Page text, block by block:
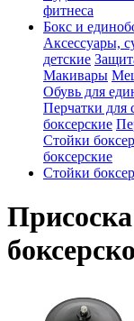
фитнеса
Бокс и
Аксессуары,
детские
Макивары
Обувь для
Перчатки для
боксерские
Стойки
боксерские
Стойки